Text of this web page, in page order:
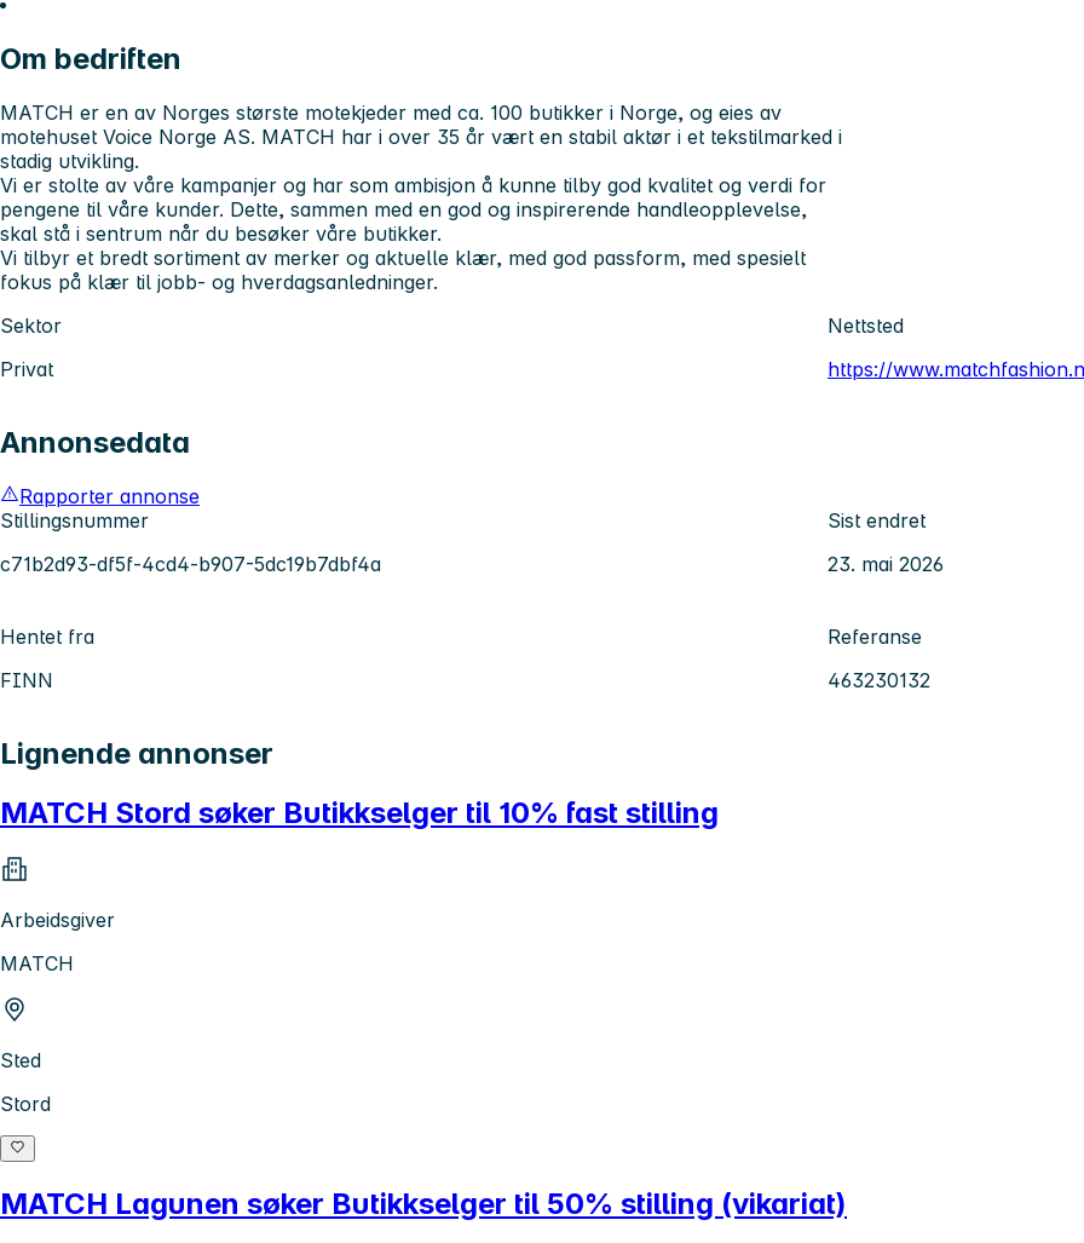
Om bedriften
MATCH er en av Norges største motekjeder med ca. 100 butikker i Norge, og eies av
motehuset Voice Norge AS. MATCH har i over 35 år vært en stabil aktør i et tekstilmarked i
stadig utvikling.
Vi er stolte av våre kampanjer og har som ambisjon å kunne tilby god kvalitet og verdi for
pengene til våre kunder. Dette, sammen med en god og inspirerende handleopplevelse,
skal stå i sentrum når du besøker våre butikker.
Vi tilbyr et bredt sortiment av merker og aktuelle klær, med god passform, med spesielt
fokus på klær til jobb- og hverdagsanledninger.
Sektor
Privat
Nettsted
https://
Annonsedata
Rapporter annonse
Stillingsnummer
c71b2d93-df5f-4cd4-b907-5dc19b7dbf4a
Sist endret
23. mai 2026
Hentet fra
FINN
Referanse
463230132
Lignende annonser
MATCH Stord søker Butikkselger til 10% fast stilling
Arbeidsgiver
MATCH
Sted
Stord
MATCH Lagunen søker Butikkselger til 50% stilling (vikariat)